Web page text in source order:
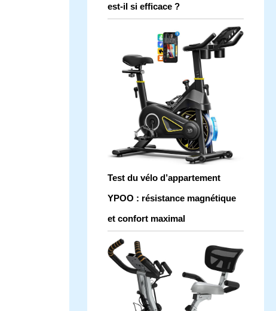
est-il si efficace ?
Test du vélo d’appartement
YPOO : résistance magnétique
et confort maximal